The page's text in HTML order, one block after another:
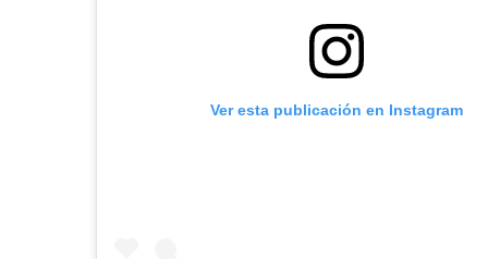
Ver esta publicación en Instagram